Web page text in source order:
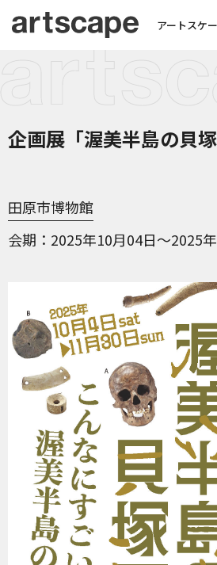
アートスケ
企画展「渥美半島の貝塚
田原市博物館
会期
2025年10月04日～2025